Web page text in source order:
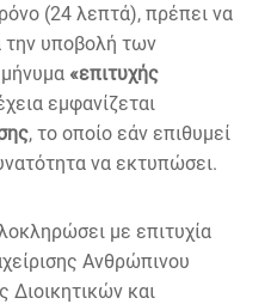
(24 λεπτά), πρέπει να
υποβολή των
«επιτυχής
εμφανίζεται
, το οποίο εάν επιθυμεί
να εκτυπώσει.
με επιτυχία
Ανθρώπινου
Διοικητικών και